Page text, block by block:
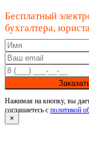
Бесплатный
бухгалтера,
Нажимая на кнопку, вы
соглашаетесь с политикой
×